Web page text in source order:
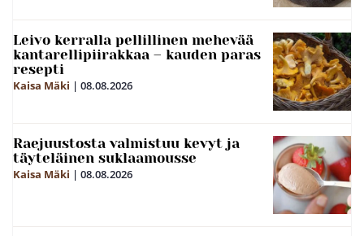
Leivo kerralla pellillinen mehevää
kantarellipiirakkaa – kauden paras
resepti
Kaisa Mäki | 08.08.2026
Raejuustosta valmistuu kevyt ja
täyteläinen suklaamousse
Kaisa Mäki | 08.08.2026